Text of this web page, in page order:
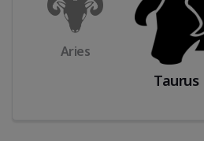
Taurus
Gemini